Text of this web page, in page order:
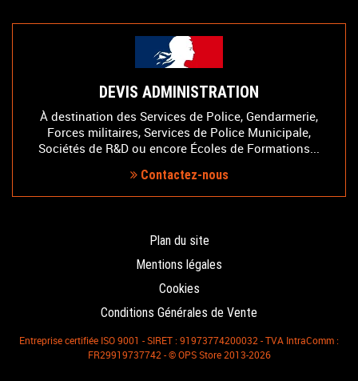
DEVIS ADMINISTRATION
À destination des Services de Police, Gendarmerie,
Forces militaires, Services de Police Municipale,
Sociétés de R&D ou encore Écoles de Formations...
Contactez-nous
Plan du site
Mentions légales
Cookies
Conditions Générales de Vente
Entreprise certifiée ISO 9001 - SIRET : 91973774200032 - TVA IntraComm :
FR29919737742 - © OPS Store 2013-2026